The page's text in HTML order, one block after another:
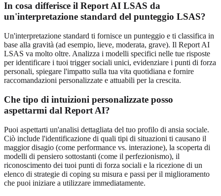
In cosa differisce il Report AI LSAS da
un'interpretazione standard del punteggio LSAS?
Un'interpretazione standard ti fornisce un punteggio e ti classifica in
base alla gravità (ad esempio, lieve, moderata, grave). Il Report AI
LSAS va molto oltre. Analizza i modelli specifici nelle tue risposte
per identificare i tuoi trigger sociali unici, evidenziare i punti di forza
personali, spiegare l'impatto sulla tua vita quotidiana e fornire
raccomandazioni personalizzate e attuabili per la crescita.
Che tipo di intuizioni personalizzate posso
aspettarmi dal Report AI?
Puoi aspettarti un'analisi dettagliata del tuo profilo di ansia sociale.
Ciò include l'identificazione di quali tipi di situazioni ti causano il
maggior disagio (come performance vs. interazione), la scoperta di
modelli di pensiero sottostanti (come il perfezionismo), il
riconoscimento dei tuoi punti di forza sociali e la ricezione di un
elenco di strategie di coping su misura e passi per il miglioramento
che puoi iniziare a utilizzare immediatamente.